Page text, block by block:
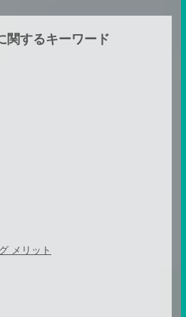
関するキーワード
メリット